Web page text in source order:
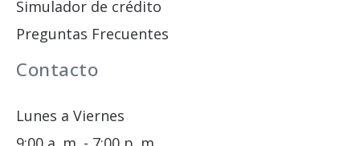
Simulador de crédito
Preguntas Frecuentes
Contacto
Lunes a Viernes